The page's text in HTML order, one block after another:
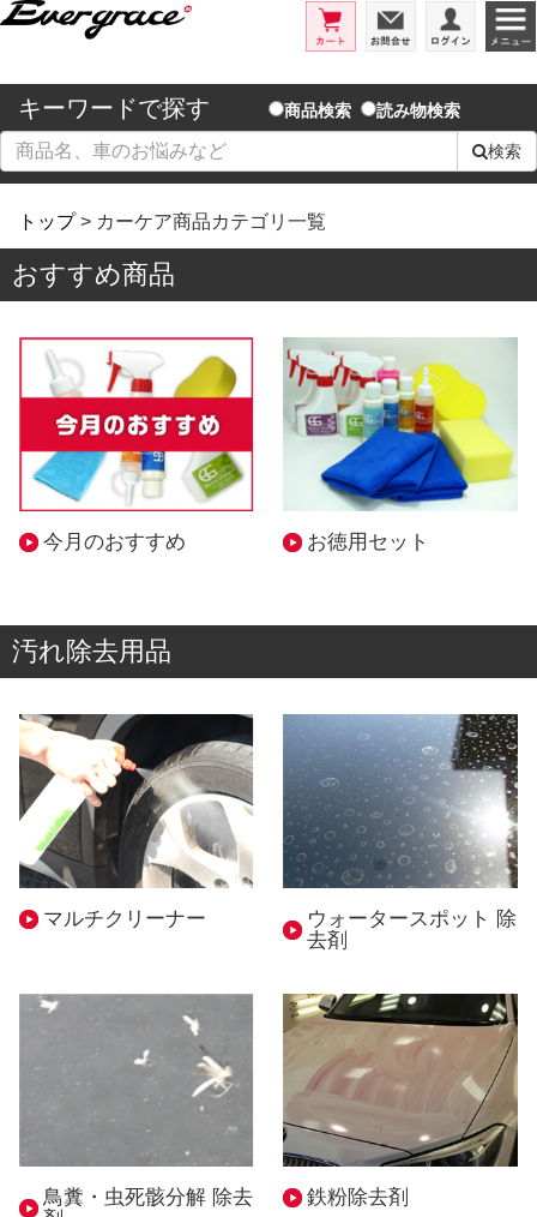
エバーグレイス/洗車用品とコーテ
カート お問合せ ログイ
キーワードで探す 商品検索 読み物検索
検索
トップ> カーケア商品カテゴリ一覧
おすすめ商品
今月のおすすめ お徳用セット
汚れ除去用品
マルチクリーナー
ウォータースポット 除
去剤
鳥糞・虫死骸分解 除去
鉄粉除去剤